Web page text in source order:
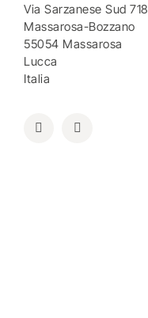
Via Sarzanese Sud 718
Massarosa-Bozzano
55054 Massarosa
Lucca
Italia